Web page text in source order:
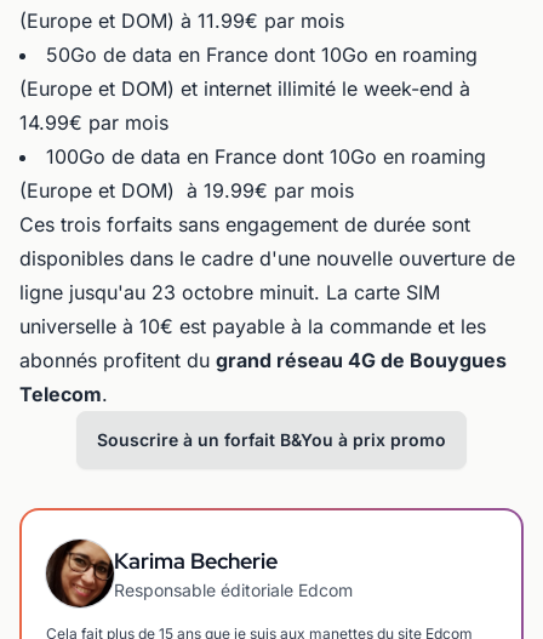
(Europe et DOM) à 11.99€ par mois
50Go de data en France dont 10Go en roaming
(Europe et DOM) et internet illimité le week-end à
14.99€ par mois
100Go de data en France dont 10Go en roaming
(Europe et DOM) à 19.99€ par mois
Ces trois forfaits sans engagement de durée sont
disponibles dans le cadre d'une nouvelle ouverture de
ligne jusqu'au 23 octobre minuit. La carte SIM
universelle à 10€ est payable à la commande et les
abonnés profitent du grand réseau 4G de Bouygues
Telecom.
Souscrire à un forfait B&You à prix promo
Karima Becherie
Responsable éditoriale Edcom
Cela fait plus de 15 ans que je suis aux manettes du site Edcom